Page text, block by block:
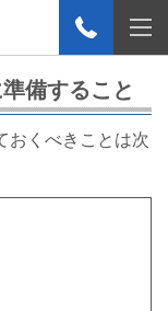
備すること
おくべきことは次